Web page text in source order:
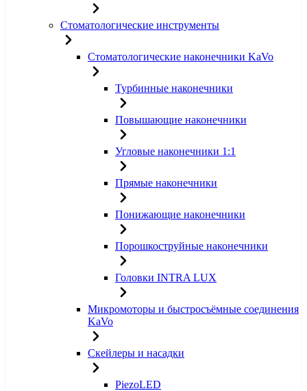
Стоматологические инструменты
Стоматологические наконечники KaVo
Турбинные наконечники
Повышающие наконечники
Угловые наконечники 1:1
Прямые наконечники
Понижающие наконечники
Порошкоструйные наконечники
Головки INTRA LUX
Микромоторы и быстросъёмные соединения
KaVo
Скейлеры и насадки
PiezoLED